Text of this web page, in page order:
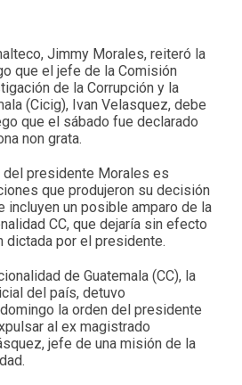
Jimmy Morales, reiteró la
que el jefe de la Comisión
de la Corrupción y la
(Cicig), Ivan Velasquez, debe
que el sábado fue declarado
non grata.
del presidente Morales es
que produjeron su decisión
incluyen un posible amparo de la
CC, que dejaría sin efecto
dictada por el presidente.
de Guatemala (CC), la
del país, detuvo
la orden del presidente
al ex magistrado
jefe de una misión de la